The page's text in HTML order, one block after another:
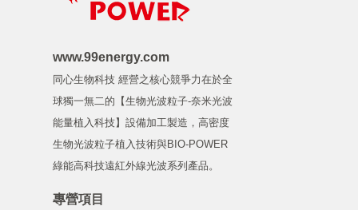
www.99energy.com
同心生物科技 經營之核心競爭力在於全
球獨一無二的【生物光波粒子-奈米光波
能量植入科技】設備加工製造，高密度
生物光波粒子植入技術與BIO-POWER
綠能高科技遠紅外線光波系列產品。
專營項目